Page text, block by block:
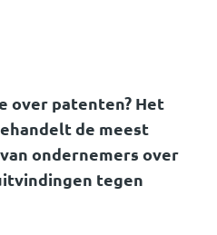
over patenten? Het
de meest
ondernemers over
tegen